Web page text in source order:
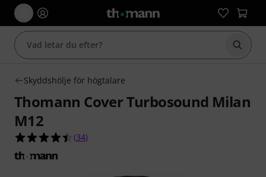
Börja
Skyddshölje för högtalare
Thomann Cover Turbosound Milan
M12
4.4 av 5 stjärnor från 34 kundbetyg
(34)